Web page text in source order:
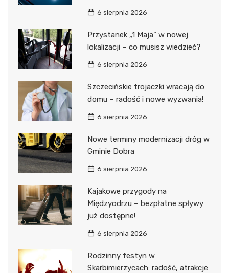
6 sierpnia 2026
Przystanek „1 Maja” w nowej
lokalizacji – co musisz wiedzieć?
6 sierpnia 2026
Szczecińskie trojaczki wracają do
domu – radość i nowe wyzwania!
6 sierpnia 2026
Nowe terminy modernizacji dróg w
Gminie Dobra
6 sierpnia 2026
Kajakowe przygody na
Międzyodrzu – bezpłatne spływy
już dostępne!
6 sierpnia 2026
Rodzinny festyn w
Skarbimierzycach: radość, atrakcje